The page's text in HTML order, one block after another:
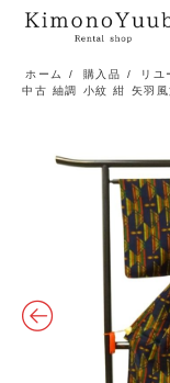
ホーム / 購入品 / リユ
中古 紬調 小紋 紺 矢羽